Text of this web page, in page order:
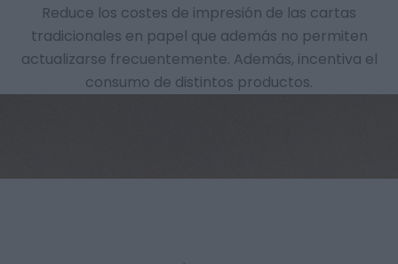
Reduce los costes de impresión de las cartas
tradicionales en papel que además no permiten
actualizarse frecuentemente. Además, incentiva el
consumo de distintos productos.